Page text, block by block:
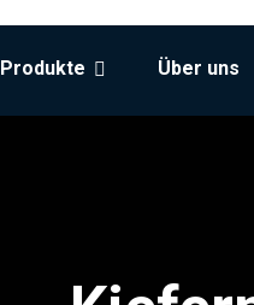
Produkte Über uns